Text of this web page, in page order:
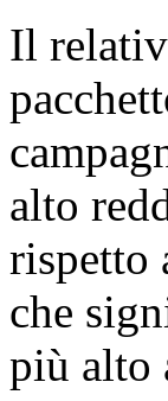
Il
alto
rispetto
che
più alto